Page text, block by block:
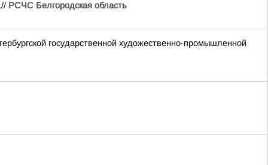
РСЧС Белгородская область
государственной художественно-промышленной